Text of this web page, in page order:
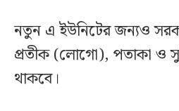
নতুন এ ইউনিটের জন্যও
প্রতীক (লোগো), পতাকা ও
থাকবে।